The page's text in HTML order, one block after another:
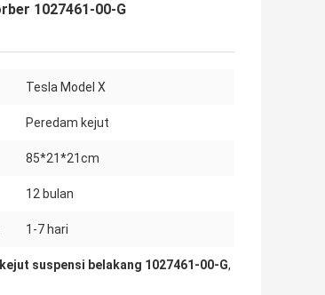
1027461-00-G
Tesla Model X
Peredam kejut
85*21*21cm
12 bulan
1-7 hari
suspensi belakang 1027461-00-G,